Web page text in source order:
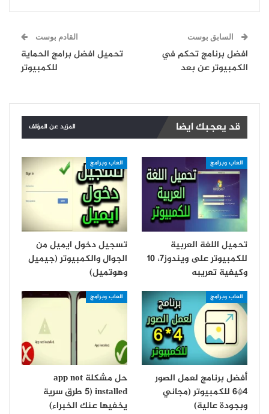
السابق بوست
افضل برنامج تحكم في
الكمبيوتر عن بعد
القادم بوست
تحميل افضل برامج الحماية
للكمبيوتر
قد يعجبك ايضا المزيد عن المؤلف
العاب وبرامج
تحميل اللغة العربية
للكمبيوتر على ويندوز7، 10
وكيفية تعريبه
العاب وبرامج
تسجيل دخول ايميل من
الجوال والكمبيوتر (جيميل
وهوتميل)
العاب وبرامج
أفضل برنامج لعمل الصور
4*6 للكمبيوتر (مجاني
وبجودة عالية)
العاب وبرامج
حل مشكلة app not
installed (5 طرق سرية
يخفيها عنك الخبراء)